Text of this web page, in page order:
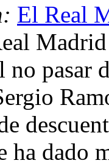
El Real
Madrid
pasar
ha dado